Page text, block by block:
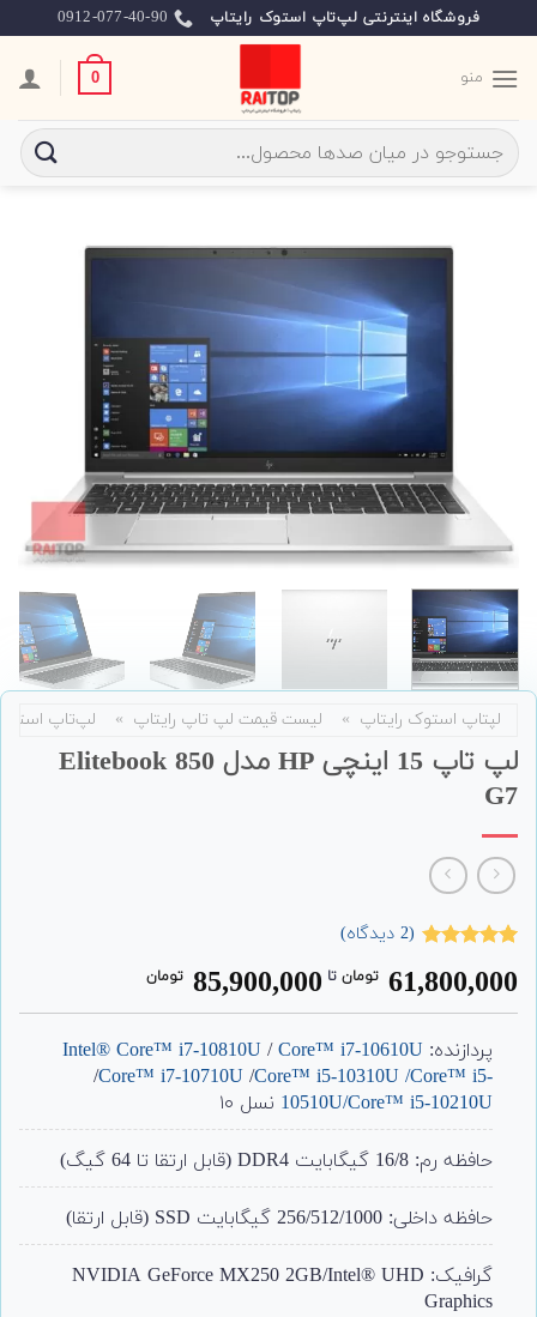
to
content
فروشگاه اینترنتی لپ‌تاپ استوک رایتاپ 0912-077-40-90
منو 0
جستجو
برای:
لپتاپ استوک رایتاپ » لیست قیمت لپ تاپ رایتاپ » لپ‌تاپ
لپ تاپ 15 اینچی HP مدل Elitebook 850
G7
از 5 امتیاز
مشتری
(
2دیدگاه)
61,800,000 تومان ‌ تا ‌ 85,900,000 تومان
پردازنده: Intel® Core™ i7-10810U /Core™ i7-10610U
/Core™ i7-10710U /Core™ i5-10310U /Core™ i5-
10510U/Core™ i5-10210U نسل ۱۰
حافظه رم: 16/8 گیگابایت DDR4 (قابل ارتقا تا 64 گیگ)
حافظه داخلی: 256/512/1000 گیگابایت SSD (قابل ارتقا)
گرافیک: NVIDIA GeForce MX250 2GB/Intel® UHD
Graphics